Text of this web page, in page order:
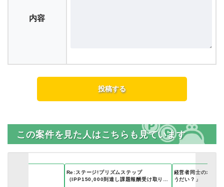
内容
この案件を見た人はこちらも見ています
Re:ステージ!プリズムステップ
（IPP150,000到達し課題報酬受け取り完
経営者同士のオン
うだい？」